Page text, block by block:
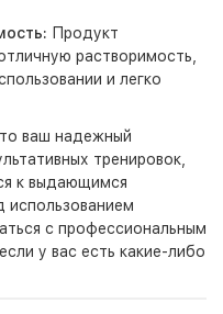
Продукт
растворимость,
и легко
ваш надежный
тренировок,
к выдающимся
с профессиональным
у вас есть какие-либо